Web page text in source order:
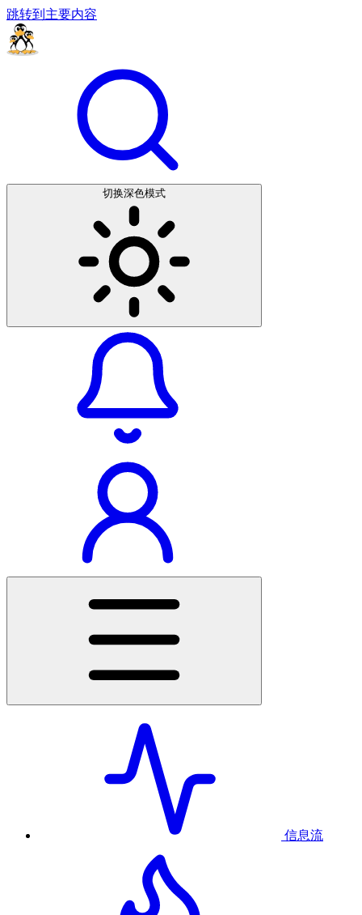
跳转到主要内容
切换深色模式
信息流